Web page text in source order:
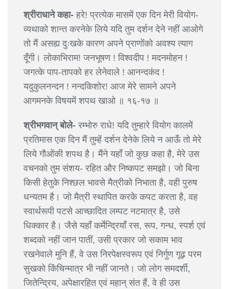
श्रीराधाने कहा- हरे! प्रत्येक मासमें एक दिन मेरी वियोग-
व्यथाको शान्त करनेके लिये यदि तुम दर्शन देने नहीं आओगे
तो मैं असह्य दुःखके कारण अपने प्राणोंको अवश्य त्याग
दूँगी। लोकाभिराम! जनभूषण ! विश्वदीप ! मदनमोहन !
जगत्के पाप-तापको हर लेनेवाले ! आनन्दकंद !
यदुकुलनन्दन ! नन्दकिशोर! आज मेरे सामने अपने
आगमनके विषयमें शपथ खाओ ॥ १६-१७ ॥
श्रीभगवान् बोले- रम्भोरु राधे! यदि तुम्हारे वियोग कालमें
प्रतिमास एक दिन मैं तुम्हें दर्शन देनेके लिये न आऊँ तो मेरे
लिये गौओंकी शपथ है। मैंने यहाँ जो कुछ कहा है, मेरे उस
वचनको तुम संशय- रहित और निष्कपट समझो। जो बिना
किसी हेतुके निश्छल भावसे मैत्रीको निभाता है, वही पुरुष
धन्यतम है। जो मैत्री स्थापित करके कपट करता है, वह
स्वार्थरूपी पटसे आच्छादित लम्पट नटमात्र है, उसे
धिक्कार है। जैसे यहाँ कर्मेन्द्रियाँ रस, रूप, गन्ध, स्पर्श एवं
शब्दको नहीं जान पातीं, उसी प्रकार जो सकाम भाव
रखनेवाले मुनि हैं, वे उस निरपेक्षस्वरूप एवं निर्गुण गूढ़ परम
सुखको किंचिन्मात्र भी नहीं जानते। जो लोग समदर्शी,
जितेन्द्रिय, अपेक्षारहित एवं महान् संत हैं, वे ही उस